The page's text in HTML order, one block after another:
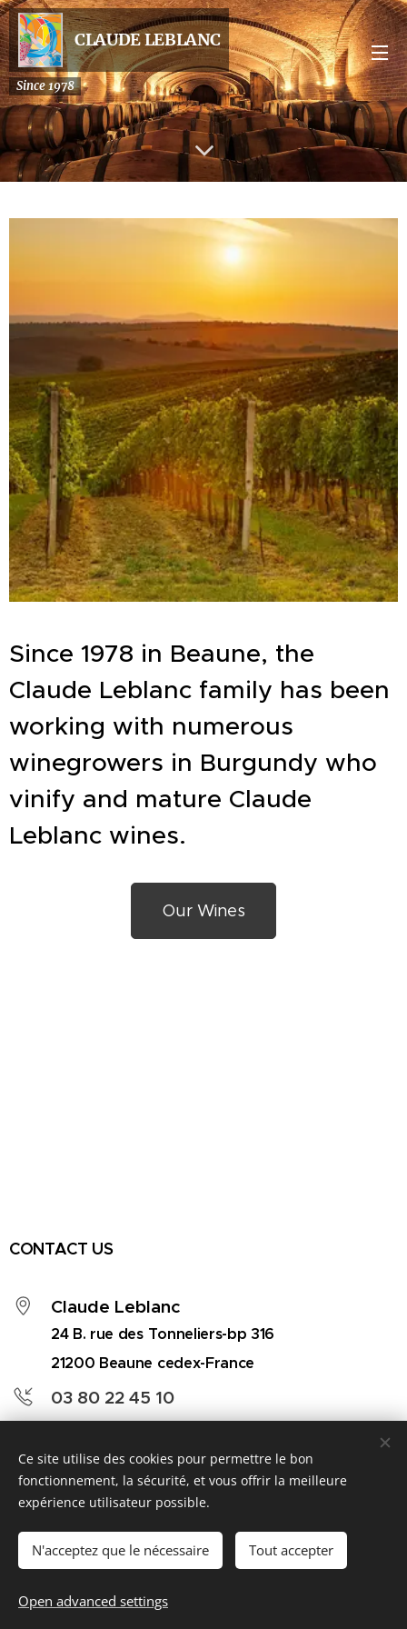
CLAUDE LEBLANC
Since 1978
Since 1978 in Beaune, the
Claude Leblanc family has been
working with numerous
winegrowers in Burgundy who
vinify and mature Claude
Leblanc wines.
Our Wines
CONTACT US
Claude Leblanc
24 B. rue des Tonneliers-bp 316
21200 Beaune cedex-France
03 80 22 45 10
Cookies
Français
Ce site utilise des cookies pour permettre le bon
fonctionnement, la sécurité, et vous offrir la meilleure
expérience utilisateur possible.
N'acceptez que le nécessaire Tout accepter
Open advanced settings